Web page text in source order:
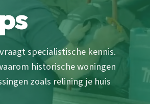
specialistische kennis.
historische woningen
zoals relining je huis